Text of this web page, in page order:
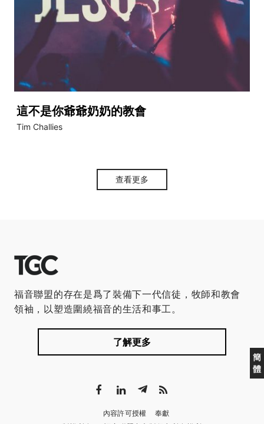
這不是你爺爺奶奶的教會
Tim Challies
查看更多
簡
體
福音聯盟的存在是爲了裝備下一代信徒，牧師和教會
領袖，以塑造圍繞福音的生活和事工。
了解更多
內容許可授權
奉獻